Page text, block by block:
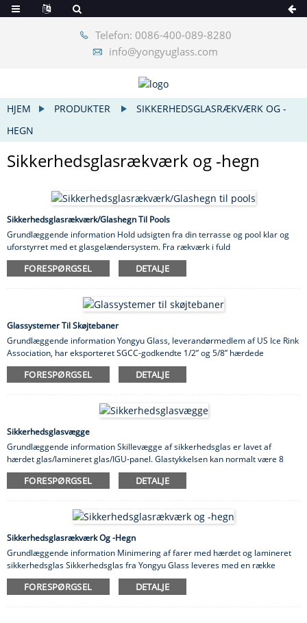
Telefon: 0086-400-089-8280
info@yongyuglass.com
HJEM PRODUKTER
SIKKERHEDSGLASRÆKVÆRK OG -
HEGN
Sikkerhedsglasrækværk og -hegn
Sikkerhedsglasrækværk/Glashegn Til Pools
Grundlæggende information Hold udsigten fra din terrasse og pool klar og
uforstyrret med et glasgelændersystem. Fra rækværk i fuld
glaspanel/poolhegn til balustre i hærdet glas, indendørs eller udendørs,
installation af et glasgelændersystem til terrassen er en sikker måde at
til live. Funktioner 1) Høj æstetisk appel Glasgelændere giver et moderne
look og overgår ethvert andet terrassegelændersystem, der bruges i dag.
For mange mennesker er glasgelændere ...
FORESPØRGSEL DETALJE
Glassystemer Til Skøjtebaner
Grundlæggende information Yongyu Glass, leverandørmedlem af US Ice Rink
Association, har eksporteret SGCC-godkendte 1/2” og 5/8” hærdede
glasprodukter til skøjtebaneindustrien i USA siden 2009. Vi eksporterer
hærdede glasprodukter af høj kvalitet til rimelige priser til vores kunder og
skøjtebaneglassystemer bruges flittigt til at beskytte publikum bagved.
Hærdede skøjtebaneglassystemer tjener flere formål, herunder: 1)
Beskyttelse ...
FORESPØRGSEL DETALJE
Sikkerhedsglasvægge
Grundlæggende information Skillevægge af sikkerhedsglas er lavet af
hærdet glas/lamineret glas/IGU-panel. Glastykkelsen kan normalt være 8
mm, 10 mm, 12 mm og 15 mm. Der findes mange andre typer glas, der
normalt bruges som skillevæg, såsom matteret glas, hærdet glas med
bruges mest i kontor-, bolig- og erhvervsbygninger. 10 mm klar hærdet glas
er 5 gange stærkere...
FORESPØRGSEL DETALJE
Sikkerhedsglasrækværk Og -hegn
Grundlæggende information Minimering af farer med hærdet og lamineret
sikkerhedsglas Sikkerhedsglas fra Yongyu Glass leveres med en række
ekstra funktioner for at beskytte dig mod trusler, hvis der skulle ske et uheld.
Vores produkter er forstærket indefra for at øge deres holdbarhed og
FORESPØRGSEL DETALJE